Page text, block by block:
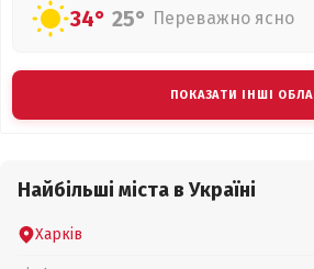
34° 25° Переважно ясно
ПОКАЗАТИ ІНШІ
Найбільші міста в Україні
Харків